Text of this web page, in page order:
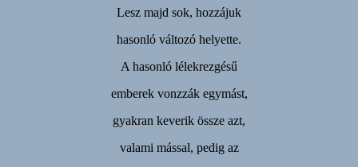
Lesz majd sok, hozzájuk
hasonló változó helyette.
A hasonló lélekrezgésű
emberek vonzzák egymást,
gyakran keverik össze azt,
valami mással, pedig az